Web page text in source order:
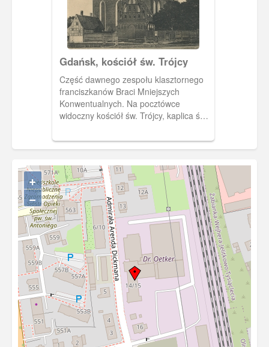
Pocztówka w obiegu od 1 VIII 1903 r.
Gdańsk, kościół św. Trójcy
Część dawnego zespołu klasztornego
franciszkanów Braci Mniejszych
Konwentualnych. Na pocztówce
widoczny kościół św. Trójcy, kaplica św.
1929 r.
+
−